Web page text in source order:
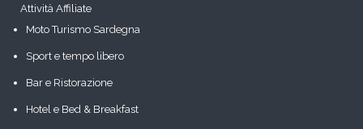
Attività Affiliate
Moto Turismo Sardegna
Sport e tempo libero
Bar e Ristorazione
Hotel e Bed & Breakfast